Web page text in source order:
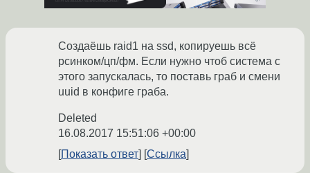
Создаёшь raid1 на ssd, копируешь всё
рсинком/цп/фм. Если нужно чтоб система с
этого запускалась, то поставь граб и смени
uuid в конфиге граба.
Deleted
16.08.2017 15:51:06 +00:00
Показать ответ
Ссылка